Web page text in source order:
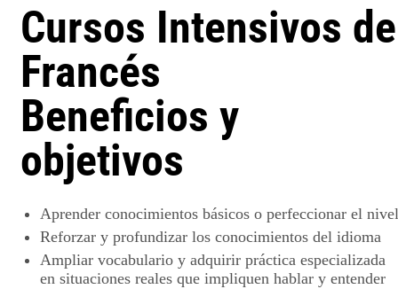
Cursos Intensivos de
Francés
Beneficios y
objetivos
Aprender conocimientos básicos o perfeccionar el nivel
Reforzar y profundizar los conocimientos del idioma
Ampliar vocabulario y adquirir práctica especializada
en situaciones reales que impliquen hablar y entender